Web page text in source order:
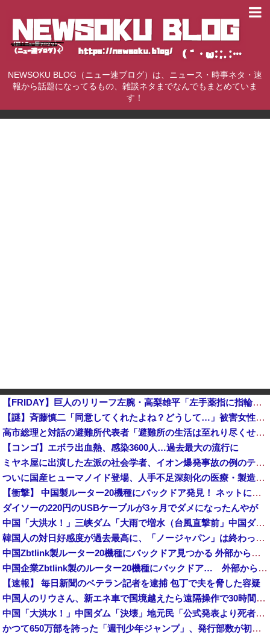
NEWSOKU BLOG（ニュー速ブログ）は、ニュース・時事ネタ・速
報から話題になってるもの、雑談ネタまでなんでもまとめていま
す！
【FRIDAY】巨人のリリーフ左腕・高梨雄平「左手薬指に指輪」でお泊まり不倫愛他
【謎】斉藤慎二「同意してくれたよね？どうして…」被害女性「彼は言葉が通じないモンスター」
高市総理と対話の避難所代表者「避難所の生活は至れり尽くせりで全く不自由ない、ありがとう！日本人でよかった！」
【コンゴ】エボラ出血熱、感染3600人…過去最大の流行に
ミヤネ屋に出演した左派の社会学者、イオン爆発事故の例のテナントに理解を示して……
ついに国産ヒューマノイド登場、人手不足深刻化の医療・製造現場などでの活用想定！
【衝撃】 中国製ルーター20機種にバックドア発見！ ネットに繋ぐだけで35秒ごとに中国のサーバーと通信
ダイソーの220円のUSBケーブルが3ヶ月でダメになったんやが
中国「大洪水！」三峡ダム「大雨で増水（台風直撃前」中国ダム「緊急放流！」中国鉄道「列車が走行中に流される」中国避難所「支援物資は有料です」謎の勢力「え」→
韓国人の対日好感度が過去最高に、「ノージャパン」は終わった？＝ネット「中国より100倍いい」
中国Zbtlink製ルーター20機種にバックドア見つかる 外部から完全制御のおそれ
中国企業Zbtlink製のルーター20機種にバックドア… 外部から完全制御のおそれ
【速報】 毎日新聞のベテラン記者を逮捕 包丁で夫を脅した容疑
中国人のリウさん、新エネ車で国境越えたら遠隔操作で30時間ロックされる！
中国「大洪水！」中国ダム「決壊」地元民「公式発表より死者多い！」中国政府「住民拘束！（安否不明」中国当局「救助隊動画も削除」台風13号「三峡ダム接近中」→
かつて650万部を誇った「週刊少年ジャンプ」、発行部数が初の100万部割れ